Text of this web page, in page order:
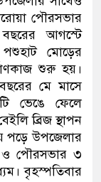
পৌরসভার
আগস্টে
মোড়ের
শুরু হয়।
মে মাসে
ভেঙে ফেলে
ব্রিজ স্থাপন
পড়ে উপজেলার
ও পৌরসভার ৩
বৃহস্পতিবার